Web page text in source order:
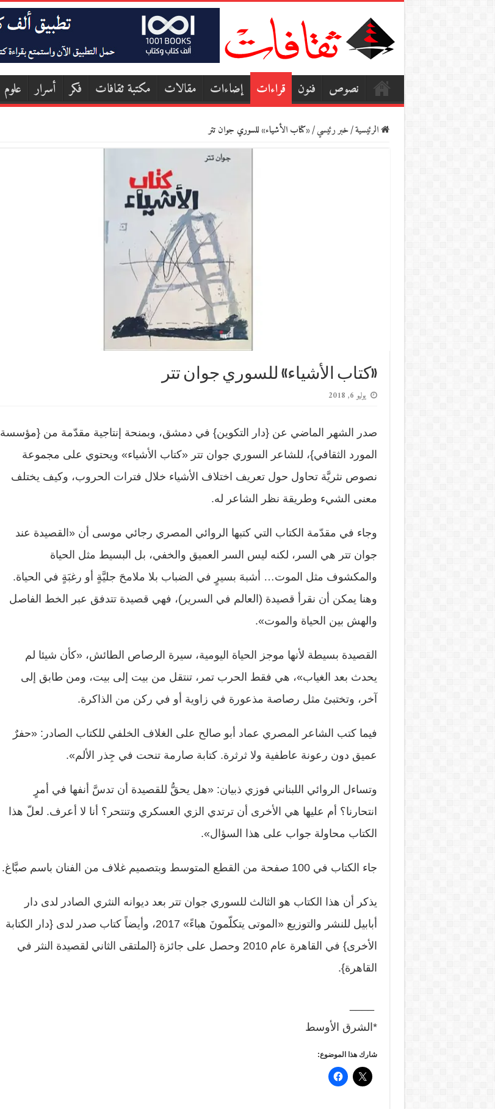
نصوص فنون قراءات إضاءات مقالات مكتبة ثقافات فكر أسرار علوم
الرئيسية/خبر رئيسي/«كتاب الأشياء» للسوري جوان تتر
«كتاب الأشياء» للسوري جوان تتر
يوليو 6, 2018
صدر الشهر الماضي عن {دار التكوين} في دمشق، وبمنحة إنتاجية مقدّمة من {مؤسسة
المورد الثقافي}، للشاعر السوري جوان تتر «كتاب الأشياء» ويحتوي على مجموعة
نصوص نثريَّة تحاول حول تعريف اختلاف الأشياء خلال فترات الحروب، وكيف يختلف
معنى الشيء وطريقة نظر الشاعر له.
وجاء في مقدّمة الكتاب التي كتبها الروائي المصري رجائي موسى أن «القصيدة عند
جوان تتر هي السر، لكنه ليس السر العميق والخفي، بل البسيط مثل الحياة
والمكشوف مثل الموت… أشبهَ بسيرٍ في الضباب بلا ملامحَ جليَّةٍ أو رغبَةٍ في الحياة.
وهنا يمكن أن نقرأ قصيدة (العالم في السرير)، فهي قصيدة تتدفق عبر الخط الفاصل
والهش بين الحياة والموت».
القصيدة بسيطة لأنها موجز الحياة اليومية، سيرة الرصاص الطائش، «كأن شيئا لم
يحدث بعد الغياب»، هي فقط الحرب تمر، تنتقل من بيت إلى بيت، ومن طابق إلى
آخر، وتختبئ مثل رصاصة مذعورة في زاوية أو في ركن من الذاكرة.
فيما كتب الشاعر المصري عماد أبو صالح على الغلاف الخلفي للكتاب الصادر: «حفرٌ
عميق دون رعونة عاطفية ولا ثرثرة. كتابة صارمة تنحت في جِذر الألم».
وتساءل الروائي اللبناني فوزي ذبيان: «هل يحقُّ للقصيدة أن تدسَّ أنفها في أمرٍ
انتحارنا؟ أم عليها هي الأخرى أن ترتدي الزي العسكري وتنتحر؟ أنا لا أعرف. لعلّ هذا
الكتاب محاولة جواب على هذا السؤال».
جاء الكتاب في 100 صفحة من القطع المتوسط وبتصميم غلاف من الفنان باسم صبَّاغ.
يذكر أن هذا الكتاب هو الثالث للسوري جوان تتر بعد ديوانه النثري الصادر لدى دار
أبابيل للنشر والتوزيع «الموتى يتكلّمونَ هباءً» 2017، وأيضاً كتاب صدر لدى {دار الكتابة
الأخرى} في القاهرة عام 2010 وحصل على جائزة {الملتقى الثاني لقصيدة النثر في
القاهرة}.
*الشرق الأوسط
شارك هذا الموضوع: